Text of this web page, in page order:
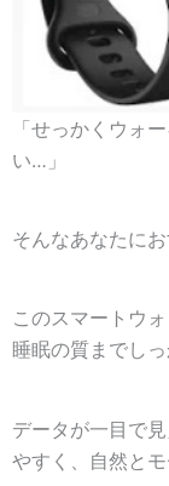
「せっかくウォ
い…」
そんなあなたに
このスマートウ
睡眠の質までしっ
データが一目で
やすく、自然と